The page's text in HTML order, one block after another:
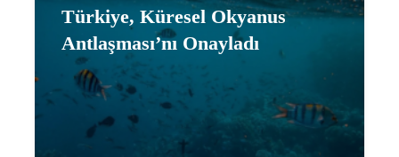
Türkiye, Küresel Okyanus
Antlaşması’nı Onayladı